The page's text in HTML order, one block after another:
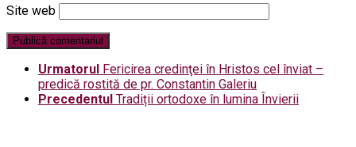
Site web
Urmatorul Fericirea credinţei în Hristos cel înviat –
predică rostită de pr. Constantin Galeriu
Precedentul Tradiții ortodoxe în lumina Învierii